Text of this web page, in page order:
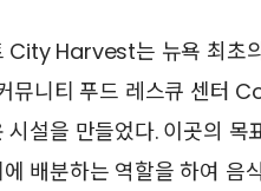
City Harvest는 뉴욕 최초
뮤니티 푸드 레스큐 센
시설을 만들었다. 이곳의
배분하는 역할을 하여 음